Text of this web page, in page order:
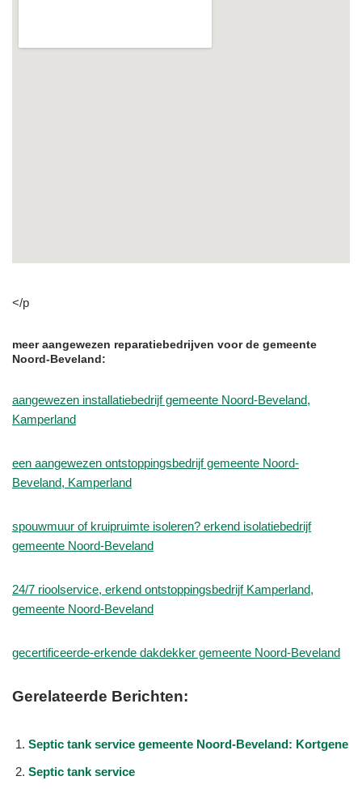
</p
meer aangewezen reparatiebedrijven voor de gemeente
Noord-Beveland:
aangewezen installatiebedrijf gemeente Noord-Beveland,
Kamperland
een aangewezen ontstoppingsbedrijf gemeente Noord-
Beveland, Kamperland
spouwmuur of kruipruimte isoleren? erkend isolatiebedrijf
gemeente Noord-Beveland
24/7 rioolservice, erkend ontstoppingsbedrijf Kamperland,
gemeente Noord-Beveland
gecertificeerde-erkende dakdekker gemeente Noord-Beveland
Gerelateerde Berichten:
Septic tank service gemeente Noord-Beveland: Kortgene
Septic tank service